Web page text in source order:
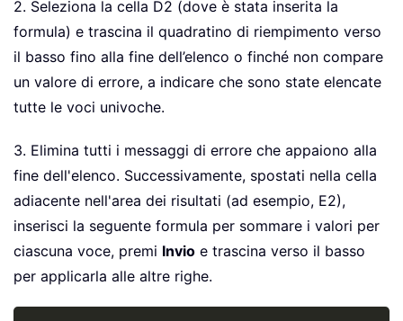
2. Seleziona la cella D2 (dove è stata inserita la
formula) e trascina il quadratino di riempimento verso
il basso fino alla fine dell’elenco o finché non compare
un valore di errore, a indicare che sono state elencate
tutte le voci univoche.
3. Elimina tutti i messaggi di errore che appaiono alla
fine dell'elenco. Successivamente, spostati nella cella
adiacente nell'area dei risultati (ad esempio, E2),
inserisci la seguente formula per sommare i valori per
ciascuna voce, premi Invio e trascina verso il basso
per applicarla alle altre righe.